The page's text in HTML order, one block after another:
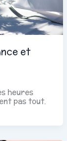
et
heures
pas tout.